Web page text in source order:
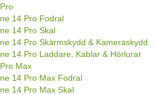
14 Pro Fodral
14 Pro Skal
14 Pro Skärmskydd & Kameraskydd
14 Pro Laddare, Kablar & Hörlurar
Max
14 Pro Max Fodral
14 Pro Max Skal